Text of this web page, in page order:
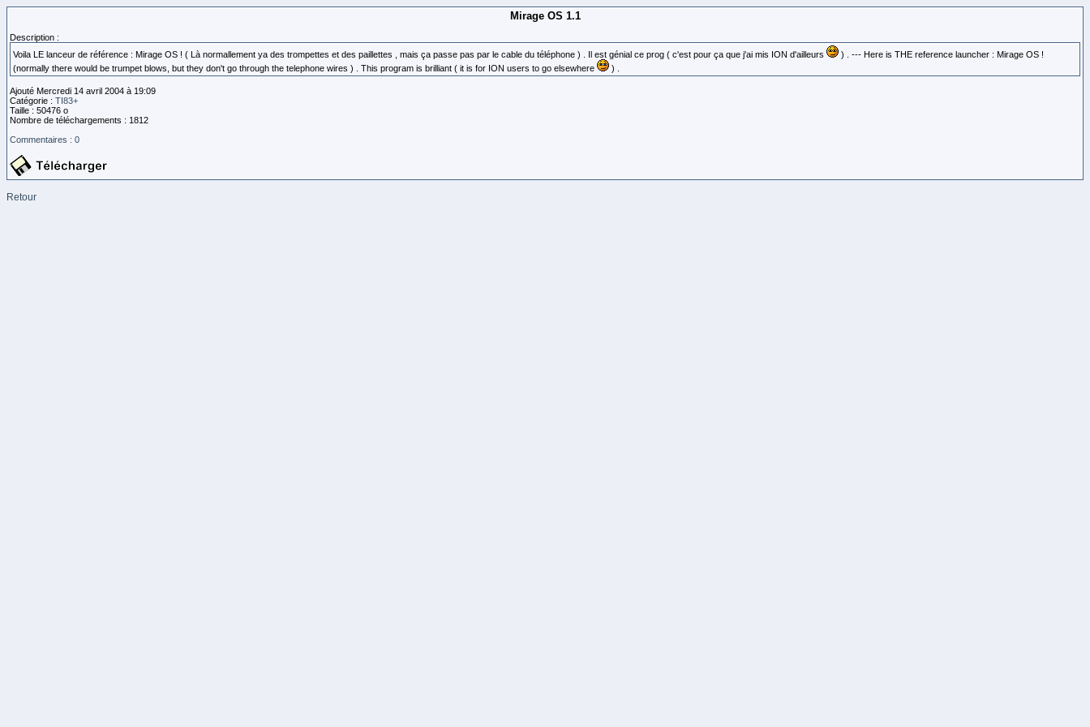
Mirage OS 1.1
Description :
Voila LE lanceur de référence : Mirage OS ! ( Là normallement ya des trompettes et des paillettes , mais ça passe pas par le cable du téléphone ) . Il est génial ce prog ( c'est pour ça que j'ai mis ION d'ailleurs
) . --- Here is THE reference launcher : Mirage OS !
(normally there would be trumpet blows, but they don't go through the telephone wires ) . This program is brilliant ( it is for ION users to go elsewhere
) .
Ajouté Mercredi 14 avril 2004 à 19:09
Catégorie : TI83+
Taille : 50476 o
Nombre de téléchargements : 1812
Commentaires : 0
Retour